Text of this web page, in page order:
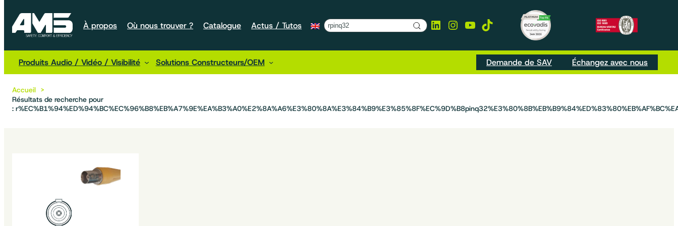
À propos Où nous trouver ? Catalogue Actus / Tutos LinkedIn
Instagram
YouTube
TikTok
Produits Audio / Vidéo / Visibilité Solutions Constructeurs/OEM Demande de SAV Échangez avec nous
Accueil
Résultats de recherche pour
: